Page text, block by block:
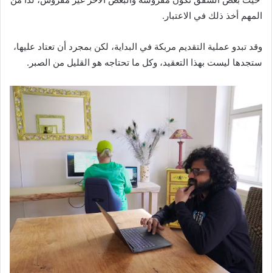
المهم أخذ ذلك في الاعتبار.
وقد تبدو عملية التقديم مربكة في البداية، لكن بمجرد أن تعتاد عليها،
ستجدها ليست بهذا التعقيد، وكل ما تحتاجه هو القليل من الصبر.